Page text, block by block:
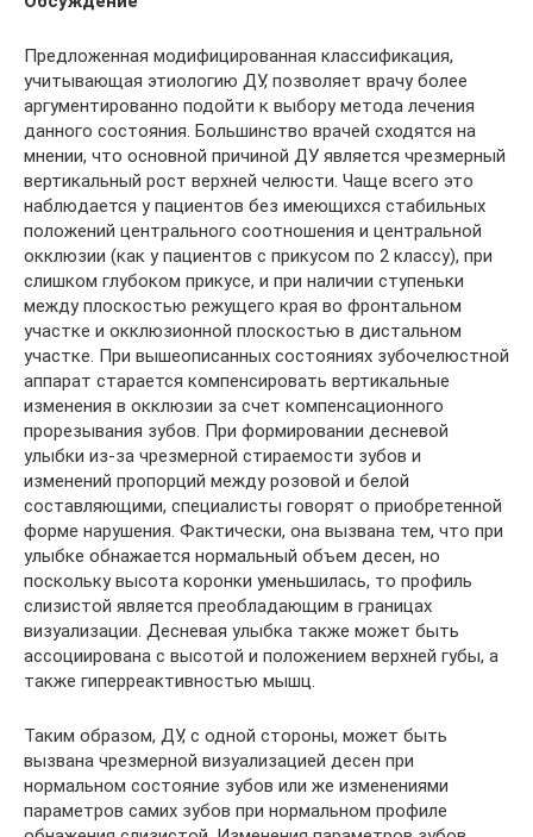
Предложенная модифицированная классификация,
учитывающая этиологию ДУ, позволяет врачу более
аргументированно подойти к выбору метода лечения
данного состояния. Большинство врачей сходятся на
мнении, что основной причиной ДУ является чрезмерный
вертикальный рост верхней челюсти. Чаще всего это
наблюдается у пациентов без имеющихся стабильных
положений центрального соотношения и центральной
окклюзии (как у пациентов с прикусом по 2 классу), при
слишком глубоком прикусе, и при наличии ступеньки
между плоскостью режущего края во фронтальном
участке и окклюзионной плоскостью в дистальном
участке. При вышеописанных состояниях зубочелюстной
аппарат старается компенсировать вертикальные
изменения в окклюзии за счет компенсационного
прорезывания зубов. При формировании десневой
улыбки из-за чрезмерной стираемости зубов и
изменений пропорций между розовой и белой
составляющими, специалисты говорят о приобретенной
форме нарушения. Фактически, она вызвана тем, что при
улыбке обнажается нормальный объем десен, но
поскольку высота коронки уменьшилась, то профиль
слизистой является преобладающим в границах
визуализации. Десневая улыбка также может быть
ассоциирована с высотой и положением верхней губы, а
также гиперреактивностью мышц.
Таким образом, ДУ, с одной стороны, может быть
вызвана чрезмерной визуализацией десен при
нормальном состояние зубов или же изменениями
параметров самих зубов при нормальном профиле